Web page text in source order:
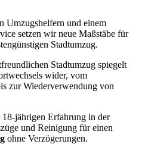
Umzugshelfern und einem
setzen wir neue Maßstäbe für
Stadtumzug.
Stadtumzug spiegelt
wider, vom
zur Wiederverwendung von
jährigen Erfahrung in der
und Reinigung für einen
ohne Verzögerungen.